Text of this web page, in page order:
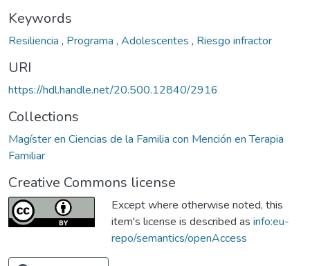
Keywords
Resiliencia , Programa , Adolescentes , Riesgo infractor
URI
https://hdl.handle.net/20.500.12840/2916
Collections
Magíster en Ciencias de la Familia con Mención en Terapia
Familiar
Creative Commons license
Except where otherwise noted, this
item's license is described as info:eu-
repo/semantics/openAccess